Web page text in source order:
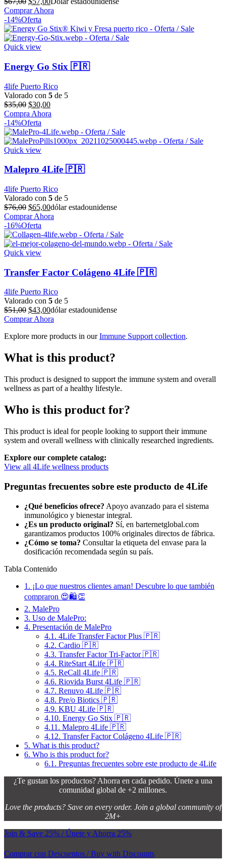
precio
original
era:
$67,00.
precio
es:
$57,00.
Comprar Ahora
-14%Oferta
Quick view
Energy Go Stix 🇵🇷
4life Puerto Rico
Valorado con 5 de 5
$35,00 El
precio
original
era:
$35,00.
$30,00El
precio
es:
$30,00.
Compra Ahora
-14%Oferta
Quick view
Malepro 4Life 🇵🇷
4life Puerto Rico
Valorado con 5 de 5
$76,00 El
precio
original
era:
$76,00.
$65,00El
precio
es:
$65,00.
dólar estadounidense
Comprar Ahora
-16%Oferta
Quick view
Transfer Factor Colágeno 4Life 🇵🇷
4life Puerto Rico
Valorado con 5 de 5
$51,00 El
precio
era:
$43,00El
precio
es:
dólar estadounidense
Comprar Ahora
Explore more products in ourImmune Support collection.
What is this product?
This product is designed to support the immune system and overall
wellness as part of a healthy lifestyle.
Who is this product for?
This product is ideal for people looking to support their immune
system and overall wellness with clinically researched ingredients.
Explore our complete catalog:
View all 4Life wellness products
Preguntas frecuentes sobre este producto de 4Life
¿Qué beneficios ofrece? Apoyo avanzado para el sistema
inmunológico y bienestar integral.
¿Es un producto original? Sí, en barternetglobal.com
garantizamos productos 100% originales directos de fábrica.
¿Cómo se toma? Consultar la etiqueta del envase para la
dosificación recomendada según su país.
Tabla Contenido
1. ¡Lo que nuestros clientes aman! Descubre lo que también
compraron 😍🛍️👏
2. MalePro
3. Uso de MalePro:
4. Presentación de MalePro
4.1. 4Life Transfer Factor Plus 🇵🇷
4.2. Cardio 🇵🇷
4.3. Transfer Factor Tri-Factor 🇵🇷
4.4. RiteStart 4Life 🇵🇷
4.5. ReCall 4Life 🇵🇷
4.6. Riovida Burst 4Life 🇵🇷
4.7. Renuvo 4Life 🇵🇷
4.8. Pre/o Biotics 🇵🇷
4.9. KBU 4Life 🇵🇷
4.10. Energy Go Stix 🇵🇷
4.11. Malepro 4Life 🇵🇷
4.12. Transfer Factor Colágeno 4Life 🇵🇷
5. What is this product?
6. Who is this product for?
6.1. Preguntas frecuentes sobre este producto de 4Life
¿Te gustan los productos? Ahorra en cada pedido. Únete a una
comunidad global de +2 millones.
Love the products? Save on every order. Join a global community of
2M+
Join & Save 25% / Únete y Ahorra 25%
Comprar con Descuentos / Buy with Discounts